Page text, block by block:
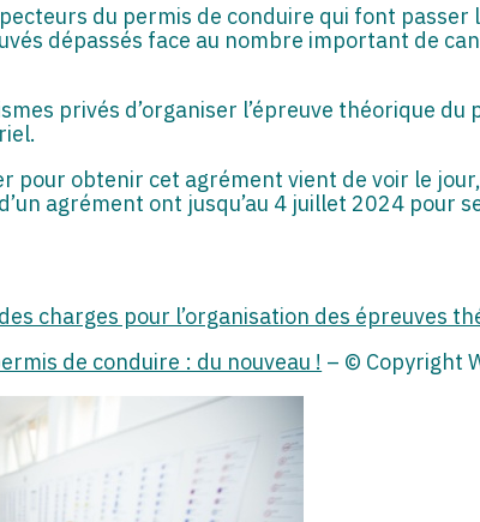
du permis de conduire qui font passer
dépassés face au nombre important de
privés d’organiser l’épreuve théorique
pour obtenir cet agrément vient de voir le
agrément ont jusqu’au 4 juillet 2024 pour
charges pour l’organisation des épreuves
de conduire : du nouveau ! – © Copyright